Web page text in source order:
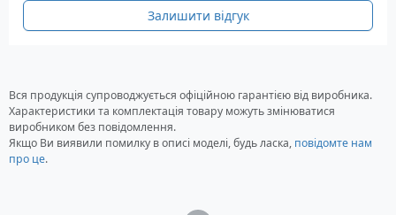
Технічні характеристики гвинтівки
Hammerli Hunter Force 750 Combo
Тип: Пружинно-поршнева пневматика
Джерело енергії: Пружина
Початкова швидкість кулі: 250 м/с
Тип кулі: Свинцеві кулі
Залишити відгук
Вся продукція супроводжується офіційною гарантією від виробника.
Характеристики та комплектація товару можуть змінюватися
виробником без повідомлення.
Якщо Ви виявили помилку в описі моделі, будь ласка, повідомте нам
про це.